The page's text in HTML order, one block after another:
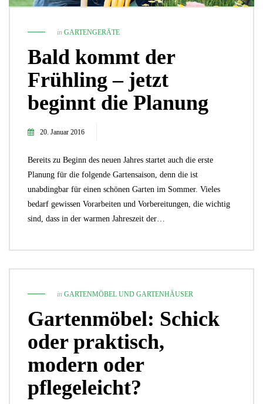
in GARTENGERÄTE
Bald kommt der
Frühling – jetzt
beginnt die Planung
20. Januar 2016
Bereits zu Beginn des neuen Jahres startet auch die erste
Planung für die folgende Gartensaison, denn die ist
unabdingbar für einen schönen Garten im Sommer. Vieles
bedarf gewissen Vorarbeiten und Vorbereitungen, die wichtig
sind, dass in der warmen Jahreszeit der…
in GARTENMÖBEL UND GARTENHÄUSER
Gartenmöbel: Schick
oder praktisch,
modern oder
pflegeleicht?